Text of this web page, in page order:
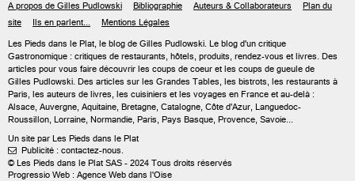
A propos de Gilles Pudlowski Bibliographie Auteurs & Collaborateurs
Plan du
site
Ils en parlent... Mentions Légales
Les Pieds dans le Plat, le blog de Gilles Pudlowski. Le blog d'un critique
Gastronomique : critiques de restaurants, hôtels, produits, rendez-vous et livres. Des
articles pour vous faire découvrir les coups de coeur et les coups de gueule de
Gilles Pudlowski. Des articles sur les Grandes Tables, les bistrots, les restaurants à
Paris, les auteurs de livres, les cuisiniers et les voyages en France et au-delà :
Alsace, Auvergne, Aquitaine, Bretagne, Catalogne, Côte d'Azur, Languedoc-
Roussillon, Lorraine, Normandie, Paris, Pays Basque, Provence, Savoie...
Un site par Les Pieds dans le Plat
 Publicité : contactez-nous.
© Les Pieds dans le Plat SAS - 2024 Tous droits réservés
Progressio Web : Agence Web dans l'Oise